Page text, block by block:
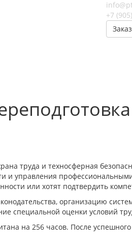
+7
труда и техносферная
и управления
или хотят подтвердить
организацию
специальной оценки условий
на 256 часов. После